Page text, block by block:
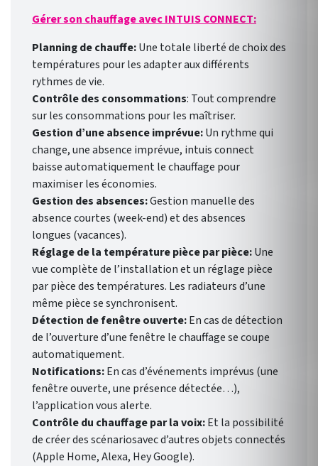
Gérer son chauffage avec INTUIS CONNECT:
Planning de chauffe:Une totale liberté de choix des
températures pour les adapter aux différents
rythmes de vie.
Contrôle des consommations: Tout comprendre
sur les consommations pour les maîtriser.
Gestion d’une absence imprévue:Un rythme qui
change, une absence imprévue, intuis connect
baisse automatiquement le chauffage pour
maximiser les économies.
Gestion des absences:Gestion manuelle des
absence courtes (week-end) et des absences
longues (vacances).
Réglage de la température pièce par pièce:Une
vue complète de l’installation et un réglage pièce
par pièce des températures. Les radiateurs d’une
même pièce se synchronisent.
Détection de fenêtre ouverte:En cas de détection
de l’ouverture d’une fenêtre le chauffage se coupe
automatiquement.
Notifications:En cas d’événements imprévus (une
fenêtre ouverte, une présence détectée…),
l’application vous alerte.
Contrôle du chauffage par la voix:Et la possibilité
de créer des scénariosavec d’autres objets connectés
(Apple Home, Alexa, Hey Google).